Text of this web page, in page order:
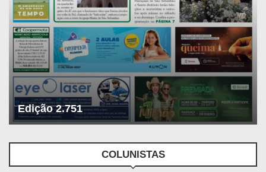
Edição 2.751
COLUNISTAS